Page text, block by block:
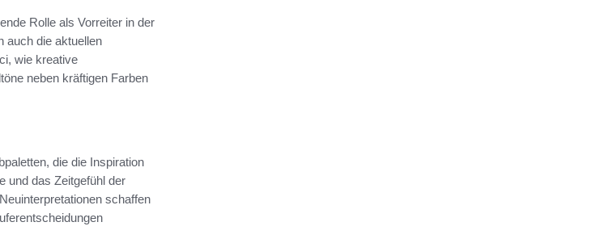
Rolle als Vorreiter in der
auch die aktuellen
wie kreative
neben kräftigen Farben
die die Inspiration
und das Zeitgefühl der
schaffen